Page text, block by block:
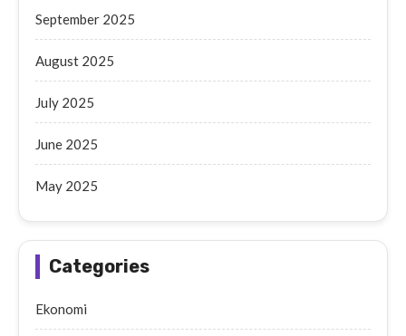
September 2025
August 2025
July 2025
June 2025
May 2025
Categories
Ekonomi